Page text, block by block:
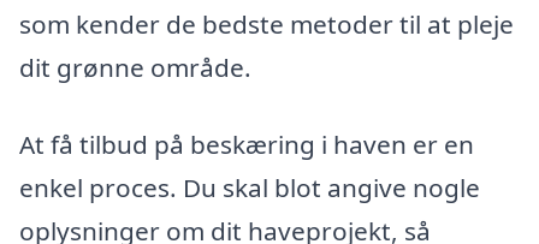
som kender de bedste metoder til at pleje
dit grønne område.
At få tilbud på beskæring i haven er en
enkel proces. Du skal blot angive nogle
oplysninger om dit haveprojekt, så